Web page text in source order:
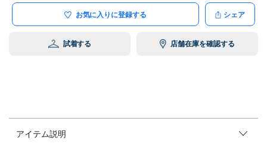
お気に入りに登録する シェア
試着する 店舗在庫を確認する
アイテム説明